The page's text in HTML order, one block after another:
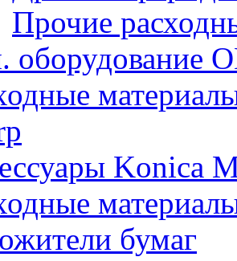
Прочие
оборудование
Konica
бумаг